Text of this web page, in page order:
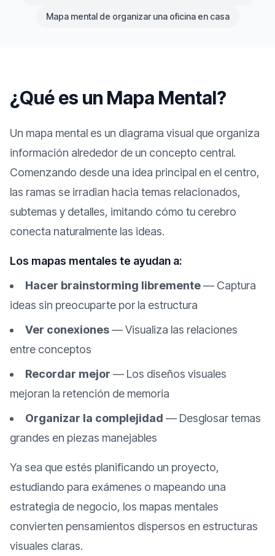
Mapa mental de organizar una oficina en casa
¿Qué es un Mapa Mental?
Un mapa mental es un diagrama visual que organiza
información alrededor de un concepto central.
Comenzando desde una idea principal en el centro,
las ramas se irradian hacia temas relacionados,
subtemas y detalles, imitando cómo tu cerebro
conecta naturalmente las ideas.
Los mapas mentales te ayudan a:
Hacer brainstorming libremente— Captura
ideas sin preocuparte por la estructura
Ver conexiones—Visualiza las relaciones
entre conceptos
Recordar mejor — Los diseños visuales
mejoran la retención de memoria
Organizar la complejidad — Desglosar temas
grandes en piezas manejables
Ya sea que estés planificando un proyecto,
estudiando para exámenes o mapeando una
estrategia de negocio, los mapas mentales
convierten pensamientos dispersos en estructuras
visuales claras.